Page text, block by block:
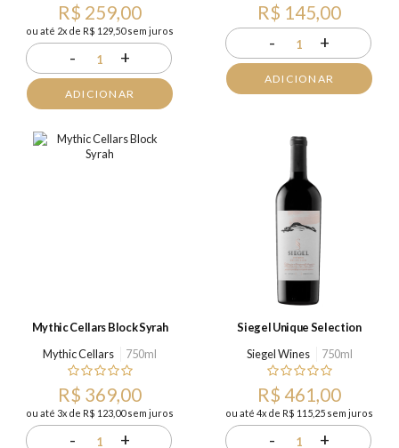
R$ 259,00
ou até 2x de R$ 129,50 sem juros
- 1 +
ADICIONAR
R$ 145,00
- 1 +
ADICIONAR
Mythic Cellars Block Syrah
Mythic Cellars
750ml
R$ 369,00
ou até 3x de R$ 123,00 sem juros
- 1 +
Siegel Unique Selection
Siegel Wines
750ml
R$ 461,00
ou até 4x de R$ 115,25 sem juros
- 1 +